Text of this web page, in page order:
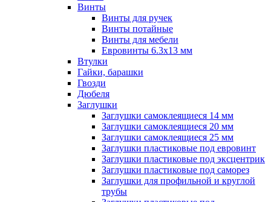
Винты
Винты для ручек
Винты потайные
Винты для мебели
Евровинты 6.3х13 мм
Втулки
Гайки, барашки
Гвозди
Дюбеля
Заглушки
Заглушки самоклеящиеся 14 мм
Заглушки самоклеящиеся 20 мм
Заглушки самоклеящиеся 25 мм
Заглушки пластиковые под евровинт
Заглушки пластиковые под эксцентрик
Заглушки пластиковые под саморез
Заглушки для профильной и круглой
трубы